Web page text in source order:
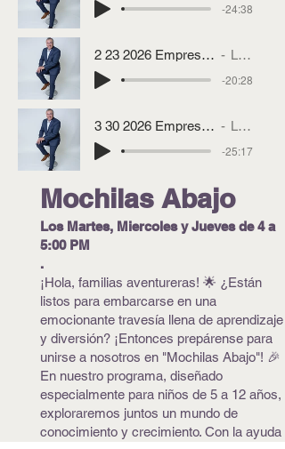
-24:38
2 23 2026 Empresarios Sin Limites Con Luis Mendieta
Luis Mendieta
-20:28
3 30 2026 Empresarios Sin Limites con Luis Mendieta
Luis Mendieta
-25:17
Mochilas Abajo
Los Martes, Miercoles y Jueves de 4 a
5:00 PM
.
¡Hola, familias aventureras! 🌟 ¿Están
listos para embarcarse en una
emocionante travesía llena de aprendizaje
y diversión? ¡Entonces prepárense para
unirse a nosotros en "Mochilas Abajo"! 🎉
En nuestro programa, diseñado
especialmente para niños de 5 a 12 años,
exploraremos juntos un mundo de
conocimiento y crecimiento. Con la ayuda